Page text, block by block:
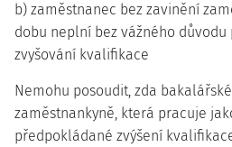
b) zaměstnanec bez zavinění
dobu neplní bez vážného
zvyšování kvalifikace
Nemohu posoudit, zda
zaměstnankyně, která pracuje
předpokládané zvýšení